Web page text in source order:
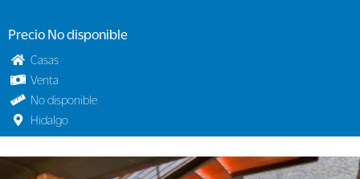
Precio No disponible
Casas
Venta
No disponible
Hidalgo